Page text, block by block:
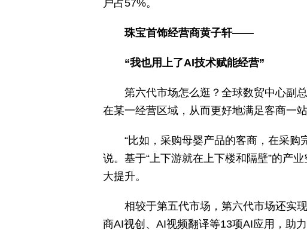
户占57%。
珠宝首饰经营商黄子轩——
“我也用上了AI技术赋能经营”
第六代市场怎么逛？全球数贸中心副
在某一经营区域，从而更好地满足客商一站
“比如，采购母婴产品的客商，在采
说。基于“上下游就在上下楼和隔壁”的产
大提升。
相较于第五代市场，第六代市场还实
商AI视创、AI视频翻译等13项AI应用，助